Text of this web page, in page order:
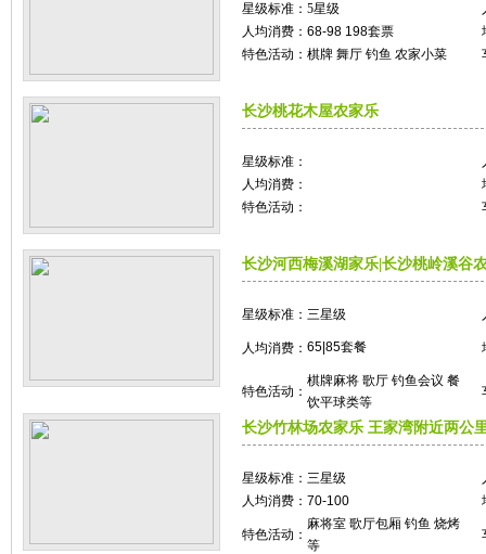
星级标准： 5星级
人均消费： 68-98 198套票
特色活动： 棋牌 舞厅 钓鱼 农家小菜
长沙桃花木屋农家乐
星级标准：
人均消费：
特色活动：
长沙河西梅溪湖家乐|长沙桃岭溪谷
星级标准： 三星级
人均消费： 65|85套餐
特色活动：
棋牌麻将 歌厅 钓鱼会议 餐
饮平球类等
长沙竹林场农家乐 王家湾附近两公
星级标准： 三星级
人均消费： 70-100
特色活动：
麻将室 歌厅包厢 钓鱼 烧烤
等